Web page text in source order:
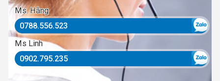
Ms. Hằng
0788.556.523
Ms Linh
0902.795.235